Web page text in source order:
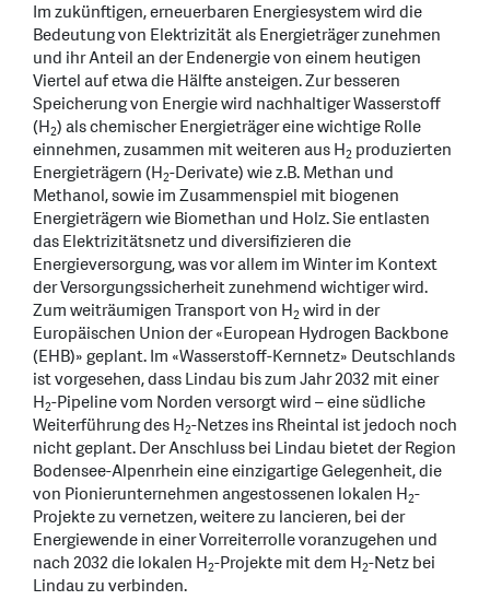
Im zukünftigen, erneuerbaren Energiesystem wird die
Bedeutung von Elektrizität als Energieträger zunehmen
und ihr Anteil an der Endenergie von einem heutigen
Viertel auf etwa die Hälfte ansteigen. Zur besseren
Speicherung von Energie wird nachhaltiger Wasserstoff
(H2) als chemischer Energieträger eine wichtige Rolle
einnehmen, zusammen mit weiteren aus H2 produzierten
Energieträgern (H2-Derivate) wie z.B. Methan und
Methanol, sowie im Zusammenspiel mit biogenen
Energieträgern wie Biomethan und Holz. Sie entlasten
das Elektrizitätsnetz und diversifizieren die
Energieversorgung, was vor allem im Winter im Kontext
der Versorgungssicherheit zunehmend wichtiger wird.
Zum weiträumigen Transport von H2 wird in der
Europäischen Union der «European Hydrogen Backbone
(EHB)» geplant. Im «Wasserstoff-Kernnetz» Deutschlands
ist vorgesehen, dass Lindau bis zum Jahr 2032 mit einer
H2-Pipeline vom Norden versorgt wird – eine südliche
Weiterführung des H2-Netzes ins Rheintal ist jedoch noch
nicht geplant. Der Anschluss bei Lindau bietet der Region
Bodensee-Alpenrhein eine einzigartige Gelegenheit, die
von Pionierunternehmen angestossenen lokalen H2-
Projekte zu vernetzen, weitere zu lancieren, bei der
Energiewende in einer Vorreiterrolle voranzugehen und
nach 2032 die lokalen H2-Projekte mit dem H2-Netz bei
Lindau zu verbinden.